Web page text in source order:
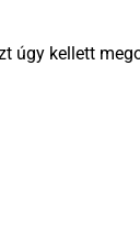
úgy kellett